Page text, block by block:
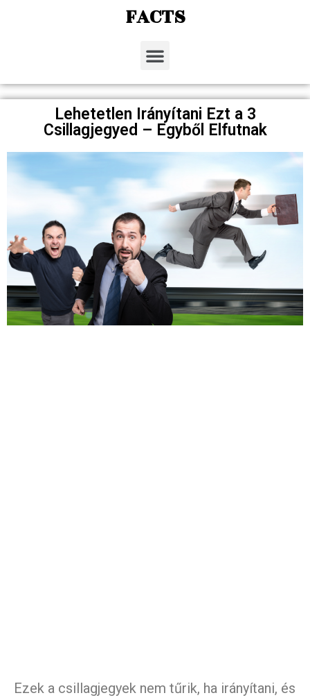
FACTS
Lehetetlen Irányítani Ezt a 3
Csillagjegyed – Egyből Elfutnak
Ezek a csillagjegyek nem tűrik, ha irányítani, és